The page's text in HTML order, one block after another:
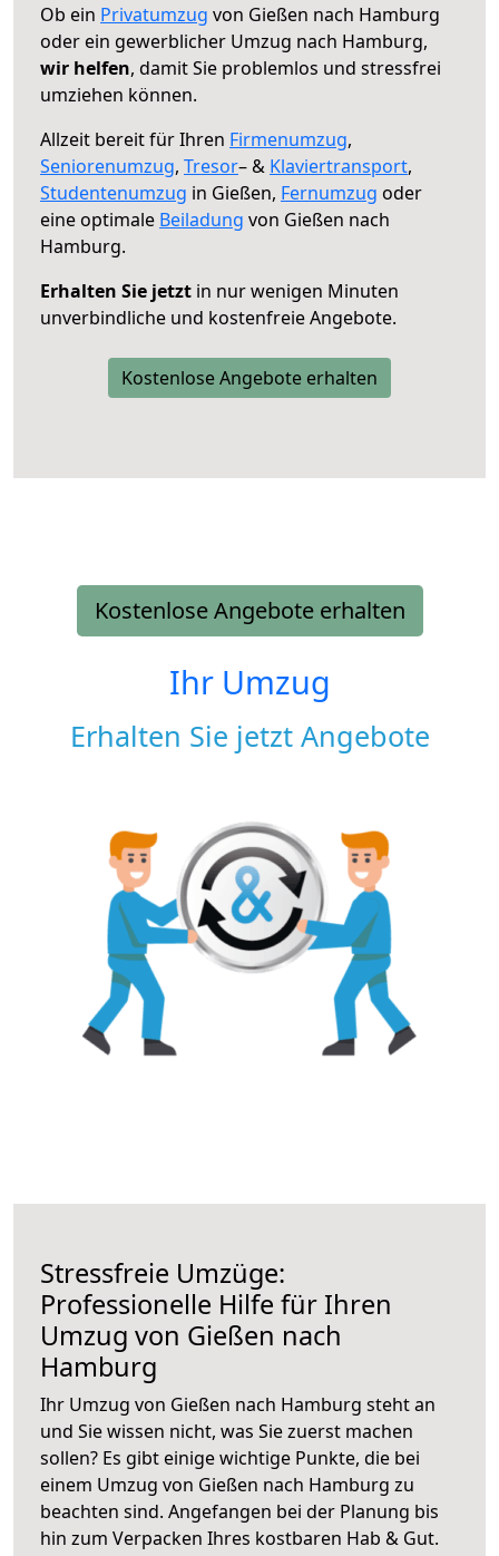
Ob ein Privatumzug von Gießen nach Hamburg
oder ein gewerblicher Umzug nach Hamburg,
wir helfen, damit Sie problemlos und stressfrei
umziehen können.
Allzeit bereit für Ihren Firmenumzug,
Seniorenumzug, Tresor– & Klaviertransport,
Studentenumzug in Gießen, Fernumzug oder
eine optimale Beiladung von Gießen nach
Hamburg.
Erhalten Sie jetzt in nur wenigen Minuten
unverbindliche und kostenfreie Angebote.
Kostenlose Angebote erhalten
Kostenlose Angebote erhalten
Ihr Umzug
Erhalten Sie jetzt Angebote
Stressfreie Umzüge:
Professionelle Hilfe für Ihren
Umzug von Gießen nach
Hamburg
Ihr Umzug von Gießen nach Hamburg steht an
und Sie wissen nicht, was Sie zuerst machen
sollen? Es gibt einige wichtige Punkte, die bei
einem Umzug von Gießen nach Hamburg zu
beachten sind. Angefangen bei der Planung bis
hin zum Verpacken Ihres kostbaren Hab & Gut.